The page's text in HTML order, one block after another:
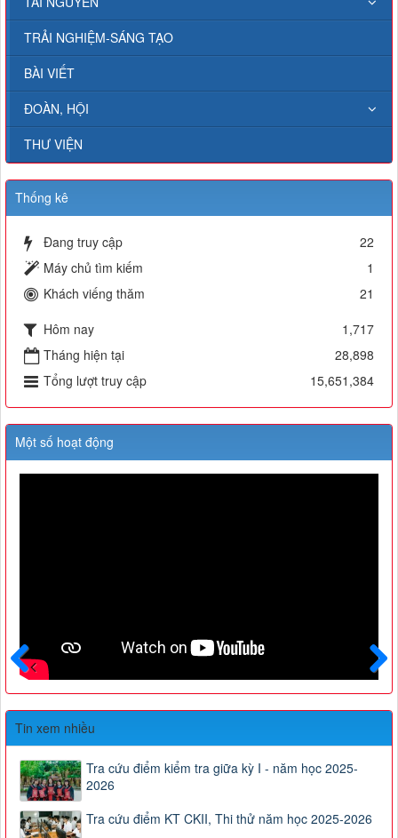
TRẢI NGHIỆM-SÁNG TẠO
BÀI VIẾT
ĐOÀN, HỘI
THƯ VIỆN
Thống kê
Đang truy cập
22
Máy chủ tìm kiếm
1
Khách viếng thăm
21
Hôm nay
1,717
Tháng hiện tại
28,898
Tổng lượt truy cập
15,651,384
Một số hoạt động
Sau
Trước
Tin xem nhiều
Tra cứu điểm kiểm tra giữa kỳ I - năm học 2025-
2026
Tra cứu điểm KT CKII, Thi thử năm học 2025-2026